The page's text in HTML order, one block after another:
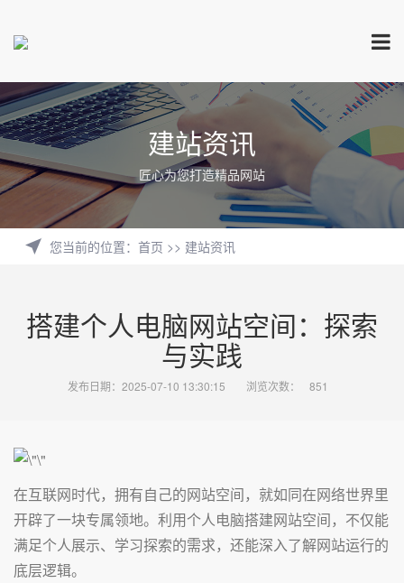
建站资讯
匠心为您打造精品网站
您当前的位置： 首页 >> 建站资讯
搭建个人电脑网站空间：探索
与实践
发布日期：2025-07-10 13:30:15 浏览次数： 851
在互联网时代，拥有自己的网站空间，就如同在网络世界里
开辟了一块专属领地。利用个人电脑搭建网站空间，不仅能
满足个人展示、学习探索的需求，还能深入了解网站运行的
底层逻辑。